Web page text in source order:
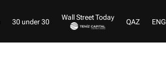
30 under 30
Wall Street Today
QAZ ENG